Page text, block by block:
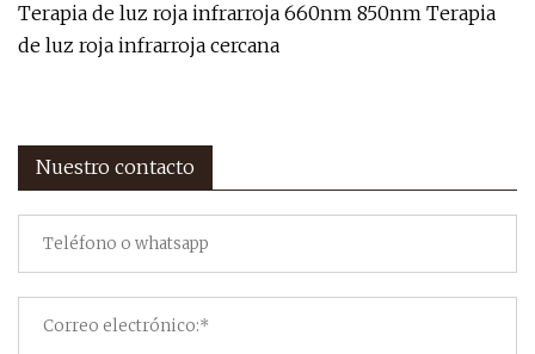
Terapia de luz roja infrarroja 660nm 850nm Terapia
de luz roja infrarroja cercana
Nuestro contacto